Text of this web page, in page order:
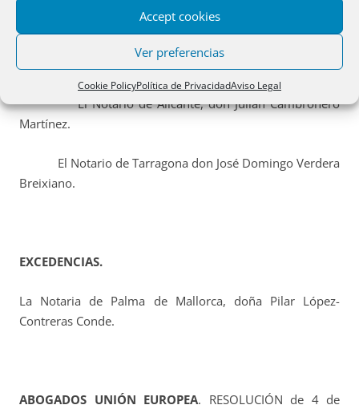
Accept cookies
Ver preferencias
Cookie PolicyPolítica de PrivacidadAviso Legal
El Notario de Vélez-Málaga, don José Uceda
Montoro.
El Notario de Alicante, don Julián Cambronero
Martínez.
El Notario de Tarragona don José Domingo Verdera
Breixiano.
EXCEDENCIAS.
La Notaria de Palma de Mallorca, doña Pilar López-
Contreras Conde.
ABOGADOS UNIÓN EUROPEA. RESOLUCIÓN de 4 de